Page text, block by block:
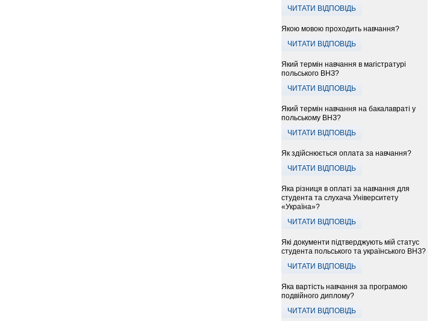
ЧИТАТИ ВІДПОВІДЬ
Якою мовою проходить навчання?
ЧИТАТИ ВІДПОВІДЬ
Який термін навчання в магістратурі
польського ВНЗ?
ЧИТАТИ ВІДПОВІДЬ
Який термін навчання на бакалавраті у
польському ВНЗ?
ЧИТАТИ ВІДПОВІДЬ
Як здійснюється оплата за навчання?
ЧИТАТИ ВІДПОВІДЬ
Яка різниця в оплаті за навчання для
студента та слухача Університету
«Україна»?
ЧИТАТИ ВІДПОВІДЬ
Які документи підтверджують мій статус
студента польського та українського ВНЗ?
ЧИТАТИ ВІДПОВІДЬ
Яка вартість навчання за програмою
подвійного диплому?
ЧИТАТИ ВІДПОВІДЬ